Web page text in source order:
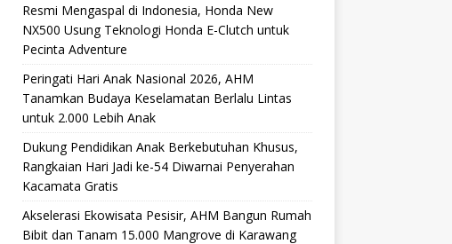
Resmi Mengaspal di Indonesia, Honda New
NX500 Usung Teknologi Honda E-Clutch untuk
Pecinta Adventure
Peringati Hari Anak Nasional 2026, AHM
Tanamkan Budaya Keselamatan Berlalu Lintas
untuk 2.000 Lebih Anak
Dukung Pendidikan Anak Berkebutuhan Khusus,
Rangkaian Hari Jadi ke-54 Diwarnai Penyerahan
Kacamata Gratis
Akselerasi Ekowisata Pesisir, AHM Bangun Rumah
Bibit dan Tanam 15.000 Mangrove di Karawang